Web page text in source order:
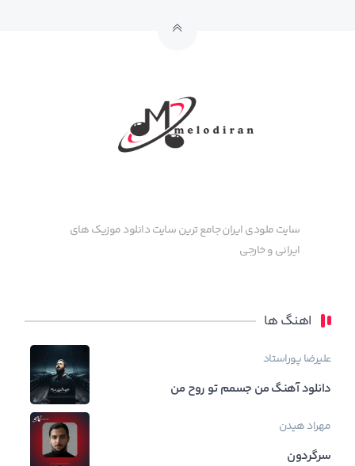
سایت ملودی ایران جامع ترین سایت دانلود موزیک های
ایرانی و خارجی
اهنگ ها
علیرضا پوراستاد
دانلود آهنگ من جسمم تو روح من
مهراد هیدن
سرگردون